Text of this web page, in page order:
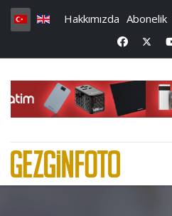
Hakkımızda Abonelik